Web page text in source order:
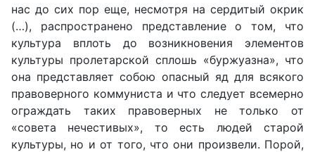
нас до сих пор еще, несмотря на сердитый окрик
(…), распространено представление о том, что
культура вплоть до возникновения элементов
культуры пролетарской сплошь «буржуазна», что
она представляет собою опасный яд для всякого
правоверного коммуниста и что следует всемерно
ограждать таких правоверных не только от
«совета нечестивых», то есть людей старой
культуры, но и от того, что они произвели. Порой,